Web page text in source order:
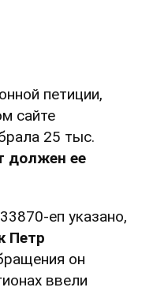
петиции,
сайте
25 тыс.
должен ее
еп указано,
Петр
он
ввели